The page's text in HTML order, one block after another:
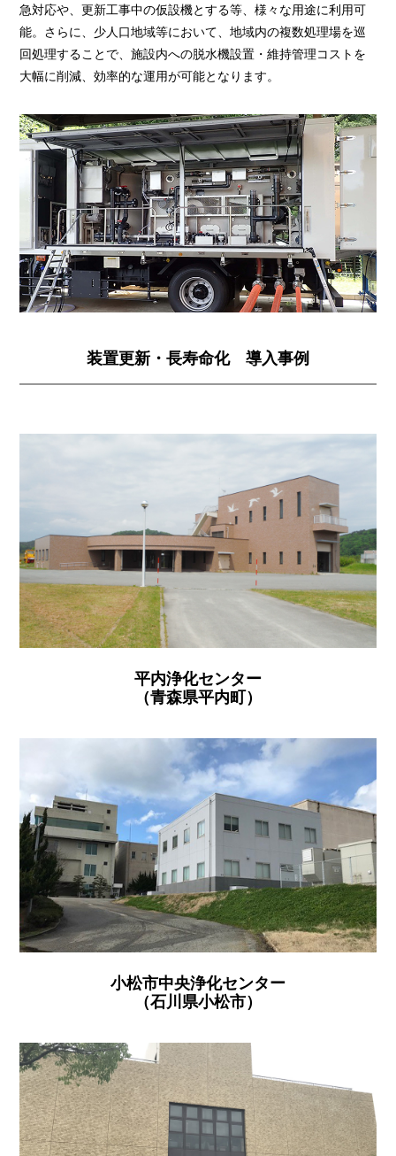
急対応や、更新工事中の仮設機とする等、様々な用途に利用可
能。さらに、少人口地域等において、地域内の複数処理場を巡
回処理することで、施設内への脱水機設置・維持管理コストを
大幅に削減、効率的な運用が可能となります。
装置更新・長寿命化 導入事例
平内浄化センター
（青森県平内町）
小松市中央浄化センター
（石川県小松市）